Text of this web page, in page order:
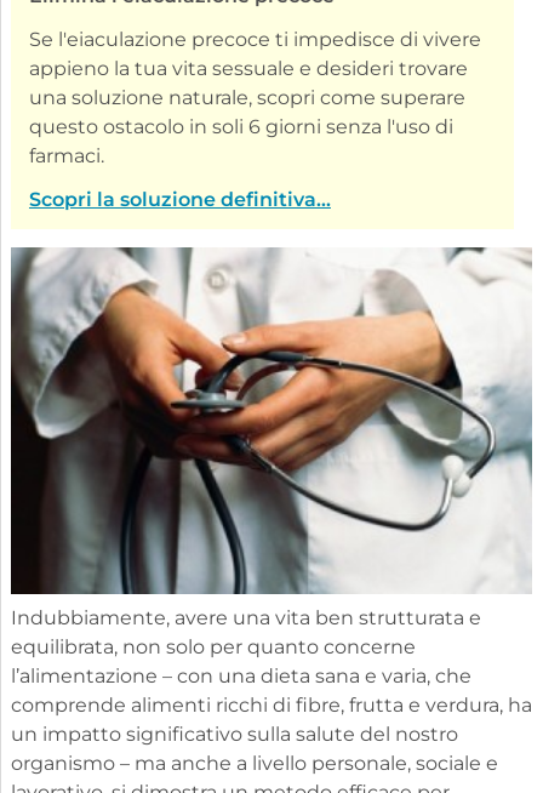
Se l'eiaculazione precoce ti impedisce di vivere
appieno la tua vita sessuale e desideri trovare
una soluzione naturale, scopri come superare
questo ostacolo in soli 6 giorni senza l'uso di
farmaci.
Scopri la soluzione definitiva...
Indubbiamente, avere una vita ben strutturata e
equilibrata, non solo per quanto concerne
l’alimentazione – con una dieta sana e varia, che
comprende alimenti ricchi di fibre, frutta e verdura, ha
un impatto significativo sulla salute del nostro
organismo – ma anche a livello personale, sociale e